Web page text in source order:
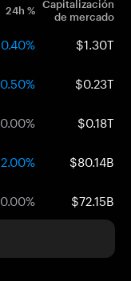
24h % Capitalización
de mercado
0.40% $1.30T
0.50% $0.23T
0.00% $0.18T
2.00% $80.14B
0.00% $72.15B